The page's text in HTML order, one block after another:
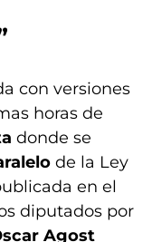
con versiones
horas de
donde se
de la Ley
en el
diputados por
Agost